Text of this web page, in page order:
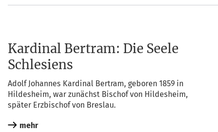
Kardinal Bertram: Die Seele
Schlesiens
Adolf Johan­nes Kar­di­nal Bert­ram, gebo­ren 1859 in
Hil­des­heim, war zunächst Bischof von Hil­des­heim,
spä­ter Erz­bi­schof von Breslau.
mehr